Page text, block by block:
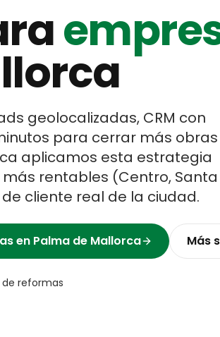
geolocalizadas, CRM con
para cerrar más obras
aplicamos esta estrategia
rentables (Centro, Santa
cliente real de la ciudad.
en Palma de Mallorca Más
reformas